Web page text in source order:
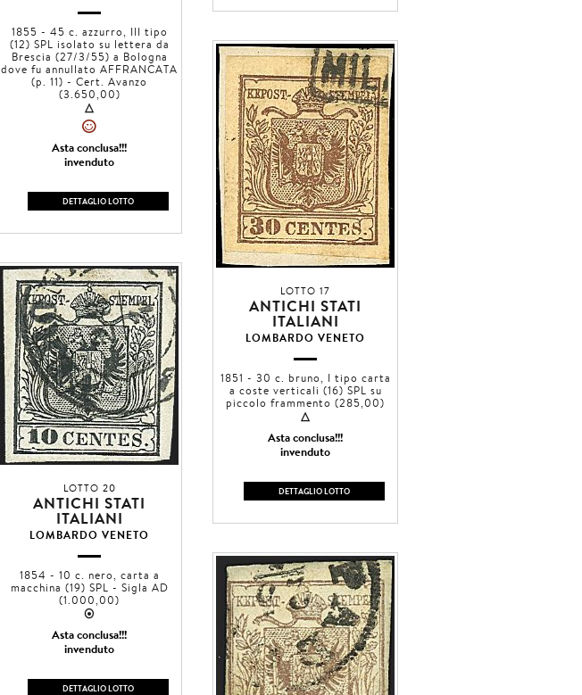
1855 - 45 c. azzurro, III tipo
(12) SPL isolato su lettera da
Brescia (27/3/55) a Bologna
dove fu annullato AFFRANCATA
(p. 11) - Cert. Avanzo
(3.650,00)
3
»
Asta conclusa!!!
invenduto
DETTAGLIO LOTTO
LOTTO 17
ANTICHI STATI
ITALIANI
LOMBARDO VENETO
1851 - 30 c. bruno, I tipo carta
a coste verticali (16) SPL su
piccolo frammento (285,00)
3
Asta conclusa!!!
invenduto
DETTAGLIO LOTTO
LOTTO 20
ANTICHI STATI
ITALIANI
LOMBARDO VENETO
1854 - 10 c. nero, carta a
macchina (19) SPL - Sigla AD
(1.000,00)
2
Asta conclusa!!!
invenduto
DETTAGLIO LOTTO